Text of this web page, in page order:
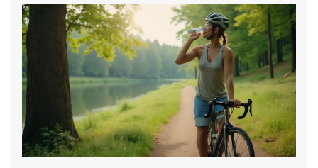
lepšímu fyzickému i duševnímu zdraví.